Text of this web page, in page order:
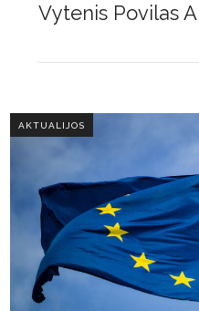
Vytenis Povilas
AKTUALIJOS